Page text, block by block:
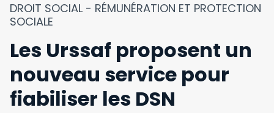
DROIT SOCIAL - RÉMUNÉRATION ET PROTECTION
SOCIALE
Les Urssaf proposent un
nouveau service pour
fiabiliser les DSN